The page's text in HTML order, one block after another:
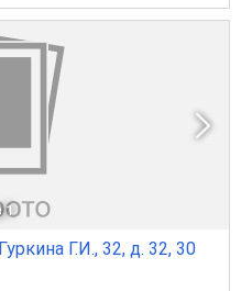
1
Г.И., 32, д. 32, 30